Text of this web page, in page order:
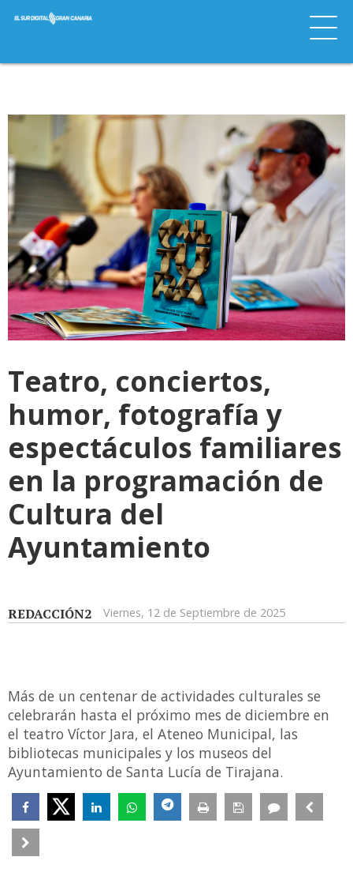
Teatro, conciertos,
humor, fotografía y
espectáculos familiares
en la programación de
Cultura del
Ayuntamiento
REDACCIÓN2 Viernes, 12 de Septiembre de 2025
Más de un centenar de actividades culturales se
celebrarán hasta el próximo mes de diciembre en
el teatro Víctor Jara, el Ateneo Municipal, las
bibliotecas municipales y los museos del
Ayuntamiento de Santa Lucía de Tirajana.